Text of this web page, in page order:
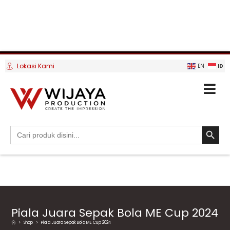
Lokasi Kami EN ID
Search
for:
SEARCH
Piala Juara Sepak Bola ME Cup 2024
> Shop > Piala Juara Sepak Bola ME Cup 2024